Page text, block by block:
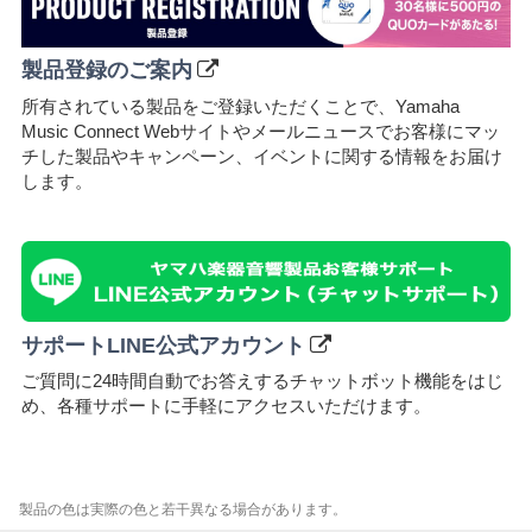
製品登録のご案内
所有されている製品をご登録いただくことで、Yamaha
Music Connect Webサイトやメールニュースでお客様にマッ
チした製品やキャンペーン、イベントに関する情報をお届け
します。
サポートLINE公式アカウント
ご質問に24時間自動でお答えするチャットボット機能をはじ
め、各種サポートに⼿軽にアクセスいただけます。
製品の色は実際の色と若干異なる場合があります。